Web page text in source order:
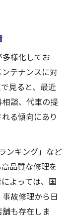
多様化してお
テナンスに対
見ると、最近
談、代車の提
る傾向にあり
ンキング」など
品質な修理を
よっては、国
故修理から日
も存在しま